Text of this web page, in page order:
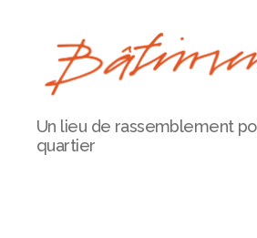
Bâtiment
7
Un lieu de rassemblement
quartier